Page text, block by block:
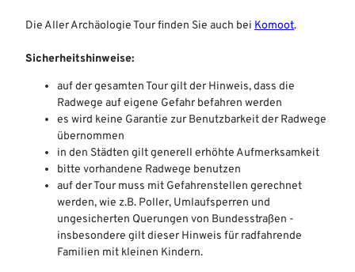
Die Aller Archäologie Tour finden Sie auch bei Komoot.
Sicherheitshinweise:
auf der gesamten Tour gilt der Hinweis, dass die
Radwege auf eigene Gefahr befahren werden
es wird keine Garantie zur Benutzbarkeit der Radwege
übernommen
in den Städten gilt generell erhöhte Aufmerksamkeit
bitte vorhandene Radwege benutzen
auf der Tour muss mit Gefahrenstellen gerechnet
werden, wie z.B. Poller, Umlaufsperren und
ungesicherten Querungen von Bundesstraßen -
insbesondere gilt dieser Hinweis für radfahrende
Familien mit kleinen Kindern.